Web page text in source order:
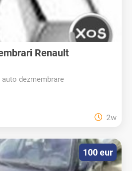
Renault
dezmembrare
2w
100 eur